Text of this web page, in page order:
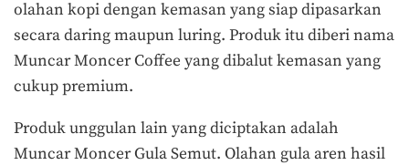
olahan kopi dengan kemasan yang siap dipasarkan
secara daring maupun luring. Produk itu diberi nama
Muncar Moncer Coffee yang dibalut kemasan yang
cukup premium.
Produk unggulan lain yang diciptakan adalah
Muncar Moncer Gula Semut. Olahan gula aren hasil